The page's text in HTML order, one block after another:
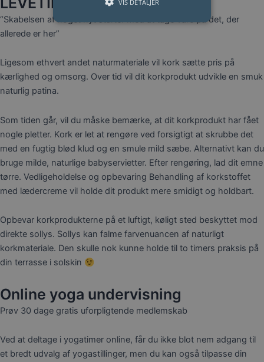
“Skabelsen af noget nyt starter med at tage vare på det, der
allerede er her”
Ligesom ethvert andet naturmateriale vil kork sætte pris på
kærlighed og omsorg. Over tid vil dit korkprodukt udvikle en smuk
naturlig patina.
Som tiden går, vil du måske bemærke, at dit korkprodukt har fået
nogle pletter. Kork er let at rengøre ved forsigtigt at skrubbe det
med en fugtig blød klud og en smule mild sæbe. Alternativt kan du
bruge milde, naturlige babyservietter. Efter rengøring, lad dit emne
tørre. Vedligeholdelse og opbevaring Behandling af korkstoffet
med lædercreme vil holde dit produkt mere smidigt og holdbart.
Opbevar korkprodukterne på et luftigt, køligt sted beskyttet mod
direkte sollys. Sollys kan falme farvenuancen af naturligt
korkmateriale. Den skulle nok kunne holde til to timers praksis på
din terrasse i solskin
Online yoga undervisning
Prøv 30 dage gratis uforpligtende medlemskab
Ved at deltage i yogatimer online, får du ikke blot nem adgang til
et bredt udvalg af yogastillinger, men du kan også tilpasse din